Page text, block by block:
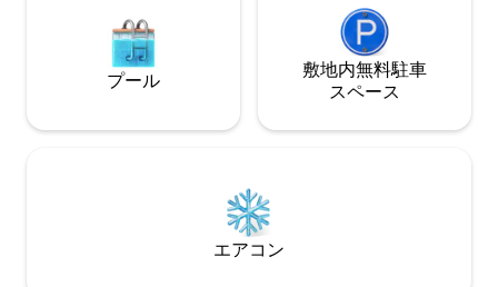
プール
敷地内無料駐⁠車
ス⁠ペ⁠ー⁠ス
エアコン